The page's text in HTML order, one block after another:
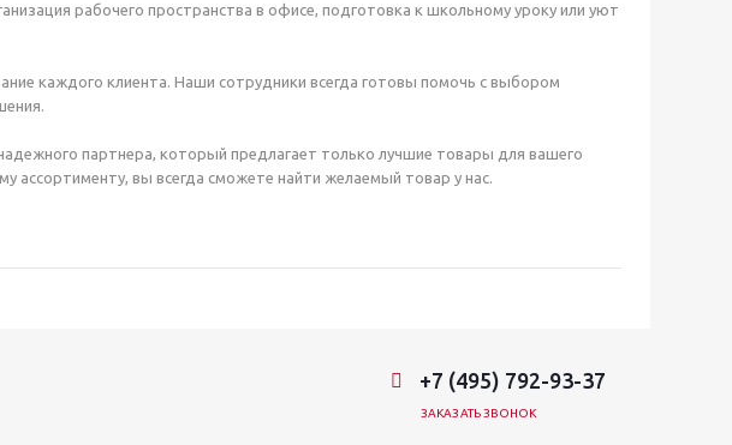
рабочего пространства в офисе, подготовка к школьному уроку или уют
каждого клиента. Наши сотрудники всегда готовы помочь с выбором
партнера, который предлагает только лучшие товары для вашего
вы всегда сможете найти желаемый товар у нас.
+7 (495) 792-93-37
ЗАКАЗАТЬ ЗВОНОК